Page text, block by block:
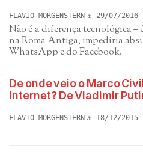
FLAVIO MORGENSTERN 29/07/2016
Não é a diferença tecnológica –
na Roma Antiga, impediria
WhatsApp e do Facebook.
De onde veio o Marco
Internet? De Vladimir
FLAVIO MORGENSTERN 18/12/2015